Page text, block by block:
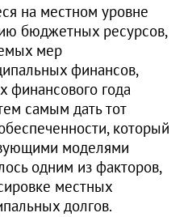
на местном уровне
бюджетных ресурсов,
мер
финансов,
финансового года
самым дать тот
который
моделями
одним из факторов,
местных
долгов.